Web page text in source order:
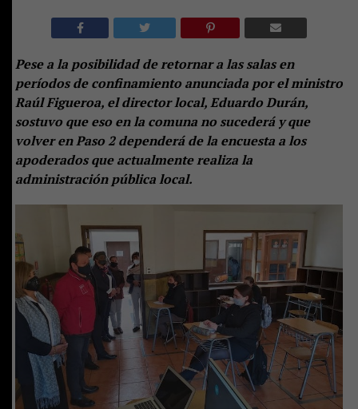
Pese a la posibilidad de retornar a las salas en
períodos de confinamiento anunciada por el ministro
Raúl Figueroa, el director local, Eduardo Durán,
sostuvo que eso en la comuna no sucederá y que
volver en Paso 2 dependerá de la encuesta a los
apoderados que actualmente realiza la
administración pública local.